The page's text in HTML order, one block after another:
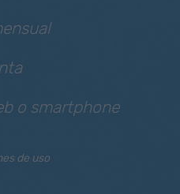
o smartphone
de uso